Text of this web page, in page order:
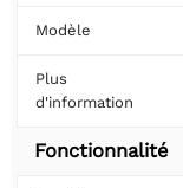
Modèle
Plus
d'information
Fonctionnalité